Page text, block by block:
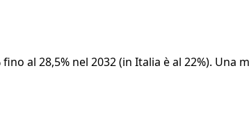
al 28,5% nel 2032 (in Italia è al 22%).